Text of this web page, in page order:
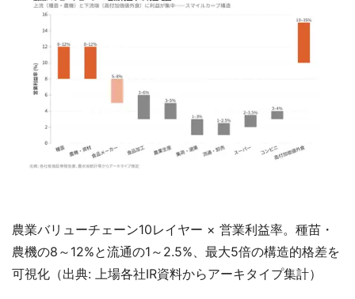
農業バリューチェーン10レイヤー × 営業利益率。種苗・
農機の8～12%と流通の1～2.5%、最大5倍の構造的格差を
可視化（出典: 上場各社IR資料からアーキタイプ集計）